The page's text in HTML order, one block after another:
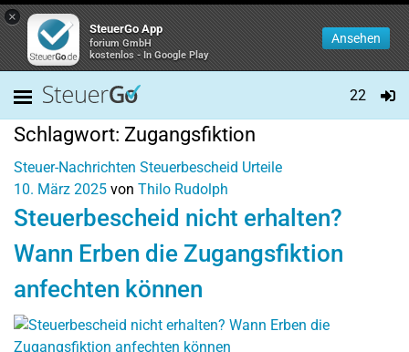
×
SteuerGo App
forium GmbH
kostenlos - In Google Play
Ansehen
22
Schlagwort: Zugangsfiktion
Steuer-Nachrichten Steuerbescheid Urteile
10. März 2025 von Thilo Rudolph
Steuerbescheid nicht erhalten?
Wann Erben die Zugangsfiktion
anfechten können